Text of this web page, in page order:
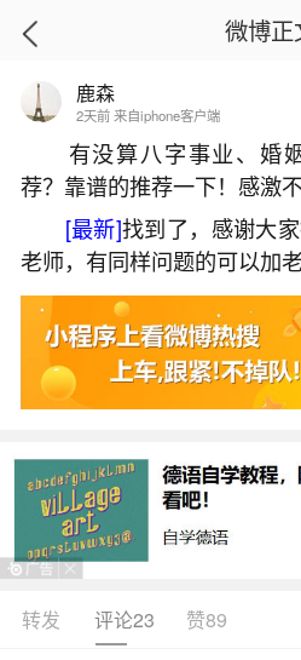
首页
鼠婚配什么属
2026-06-01
生活中像鼠婚配什么属
微博正
鹿森
2天前 来自iphone客户端
有没算八字事业、婚
荐？靠谱的推荐一下！感激不
[最新]找到了，感谢大
老师，有同样问题的可以加
转发 评论23 赞89